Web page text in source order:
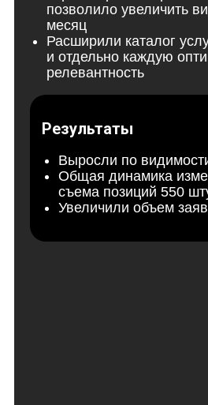
позволило увеличить
месяц
Расширили каталог
и отдельно каждую
релевантность
Результаты
Выросли по
Общая динамика
съема позиций 550
Увеличили объем